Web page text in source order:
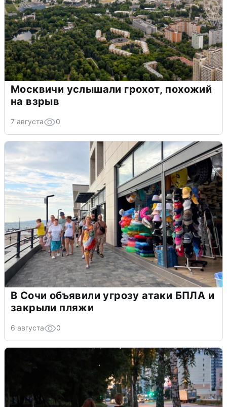
Москвичи услышали грохот, похожий
на взрыв
7 августа 0
В Сочи объявили угрозу атаки БПЛА и
закрыли пляжи
6 августа 0